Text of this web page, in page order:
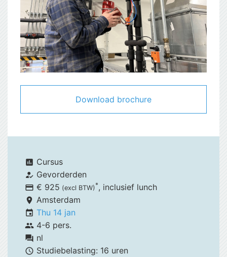
Download brochure
assessment Cursus
how_to_reg Gevorderden
payment € 925 (excl BTW)*, inclusief lunch
place Amsterdam
event Thu 14 jan
group 4-6 pers.
forum nl
schedule Studiebelasting: 16 uren